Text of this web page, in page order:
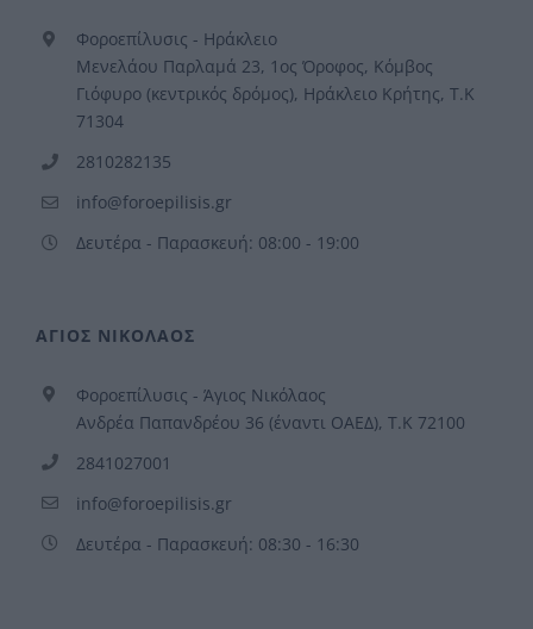
Φοροεπίλυσις - Ηράκλειο
Μενελάου Παρλαμά 23, 1ος Όροφος, Κόμβος
Γιόφυρο (κεντρικός δρόμος), Ηράκλειο Κρήτης, Τ.Κ
71304
2810282135
info@foroepilisis.gr
Δευτέρα - Παρασκευή: 08:00 - 19:00
ΑΓΙΟΣ ΝΙΚΟΛΑΟΣ
Φοροεπίλυσις - Άγιος Νικόλαος
Ανδρέα Παπανδρέου 36 (έναντι ΟΑΕΔ), Τ.Κ 72100
2841027001
info@foroepilisis.gr
Δευτέρα - Παρασκευή: 08:30 - 16:30